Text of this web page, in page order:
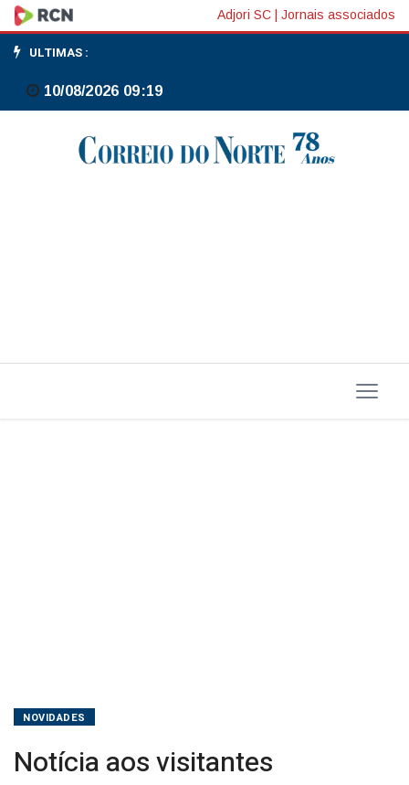
Notícia
aos
visitantes
Adjori SC Jornais associados
ULTIMAS :
10/08/2026 09:19
NOVIDADES
Notícia aos visitantes